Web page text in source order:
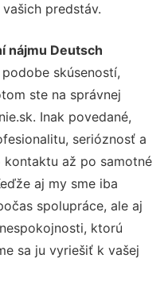
predstáv.
nájmu Deutsch
skúseností,
ste na správnej
Inak povedané,
serióznosť a
až po samotné
aj my sme iba
spolupráce, ale aj
ktorú
sa ju vyriešiť k vašej